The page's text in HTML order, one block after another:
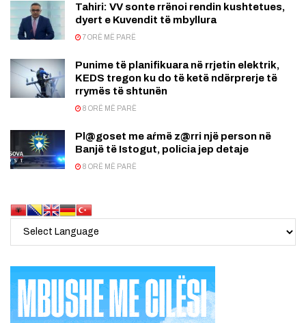
Tahiri: VV sonte rrënoi rendin kushtetues,
dyert e Kuvendit të mbyllura
7 ORË MË PARË
Punime të planifikuara në rrjetin elektrik,
KEDS tregon ku do të ketë ndërprerje të
rrymës të shtunën
8 ORË MË PARË
Pl@goset me aŕmë z@rri një person në
Banjë të Istogut, policia jep detaje
8 ORË MË PARË